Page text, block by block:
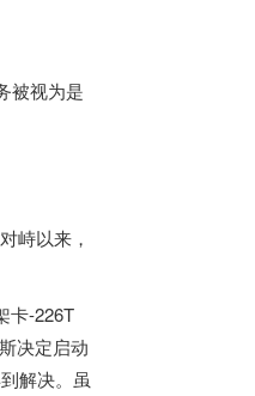
被视为是
峙以来，
卡-226T
决定启动
解决。虽